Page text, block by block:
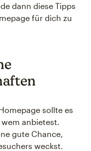
dann diese Tipps
für dich zu
sollte es
anbietest.
gute Chance,
weckst.